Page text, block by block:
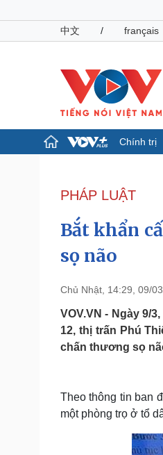
中文
/ français
Chính trị
Đảng
Tổ chức nhân sự
Quốc hội
Nhận diện sự thật
Pháp luật
Tin nóng
Tư vấn luật
Dinh dưỡng - món
Cây thuốc
PHÁP LUẬT
Bắt khẩn
sọ não
Chủ Nhật, 14:29, 09/
VOV.VN - Ngày 9/
12, thị trấn Phú
chấn thương sọ
Theo thông tin ban
một phòng trọ ở tổ